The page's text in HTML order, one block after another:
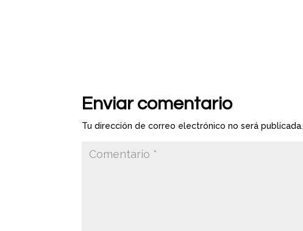
Enviar comentario
Tu dirección de correo electrónico no será publicada.